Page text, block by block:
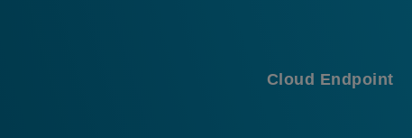
Cloud Endpoint